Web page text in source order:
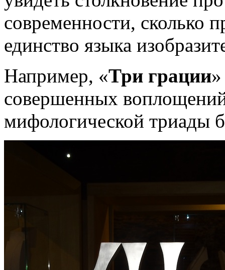
современности, сколько
единство языка
Например, «Три грации
совершенных
мифологической триады